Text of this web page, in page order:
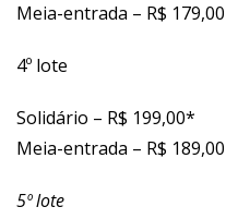
Meia-entrada – R$ 179,00
4º lote
Solidário – R$ 199,00*
Meia-entrada – R$ 189,00
5º lote